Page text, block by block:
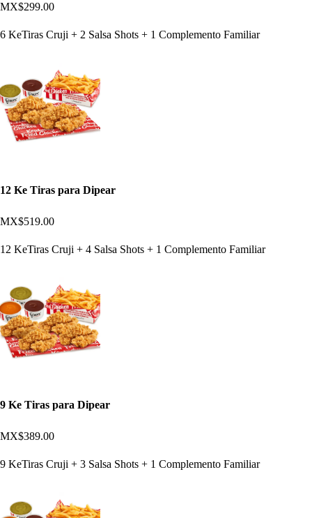
MX$299.00
6 KeTiras Cruji + 2 Salsa Shots + 1 Complemento Familiar
12 Ke Tiras para Dipear
MX$519.00
12 KeTiras Cruji + 4 Salsa Shots + 1 Complemento Familiar
9 Ke Tiras para Dipear
MX$389.00
9 KeTiras Cruji + 3 Salsa Shots + 1 Complemento Familiar